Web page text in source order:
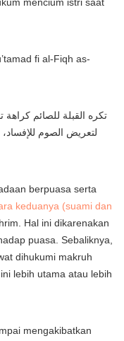
fi al-Fiqh as-
تكره القبلة للصائم
لتعريض الصوم
berpuasa serta
keduanya (suami dan
Hal ini dikarenakan
puasa. Sebaliknya,
dihukumi makruh
lebih utama atau lebih
mengakibatkan